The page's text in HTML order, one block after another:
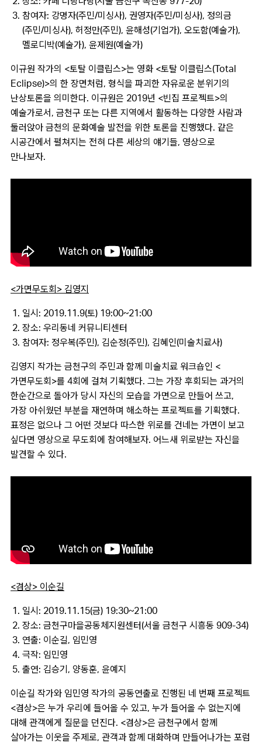
참여자: 강명자(주민/미싱사), 권영자(주민/미싱사), 정의금
(주민/미싱사), 허정만(주민), 윤해성(기업가), 오도함(예술가),
멜로디박(예술가), 윤제원(예술가)
이규원 작가의 <토탈 이클립스>는 영화 <토탈 이클립스(Total
Eclipse)>의 한 장면처럼, 형식을 파괴한 자유로운 분위기의
난상토론을 의미한다. 이규원은 2019년 <빈집 프로젝트>의
예술가로서, 금천구 또는 다른 지역에서 활동하는 다양한 사람과
둘러앉아 금천의 문화예술 발전을 위한 토론을 진행했다. 같은
시공간에서 펼쳐지는 전혀 다른 세상의 얘기들, 영상으로
만나보자.
<가면무도회> 김영지
일시: 2019.11.9(토) 19:00~21:00
장소: 우리동네 커뮤니티센터
참여자: 정우복(주민), 김순정(주민), 김혜인(미술치료사)
김영지 작가는 금천구의 주민과 함께 미술치료 워크숍인 <
가면무도회>를 4회에 걸쳐 기획했다. 그는 가장 후회되는 과거의
한순간으로 돌아가 당시 자신의 모습을 가면으로 만들어 쓰고,
가장 아쉬웠던 부분을 재연하며 해소하는 프로젝트를 기획했다.
표정은 없으나 그 어떤 것보다 따스한 위로를 건네는 가면이 보고
싶다면 영상으로 무도회에 참여해보자. 어느새 위로받는 자신을
발견할 수 있다.
<겸상> 이순길
일시: 2019.11.15(금) 19:30~21:00
장소: 금천구마을공동체지원센터(서울 금천구 시흥동 909-34)
연출: 이순길, 임민영
극작: 임민영
출연: 김승기, 양동훈, 윤예지
이순길 작가와 임민영 작가의 공동연출로 진행된 네 번째 프로젝트
<겸상>은 누가 우리에 들어올 수 있고, 누가 들어올 수 없는지에
대해 관객에게 질문을 던진다. <겸상>은 금천구에서 함께
살아가는 이웃을 주제로, 관객과 함께 대화하며 만들어나가는 포럼